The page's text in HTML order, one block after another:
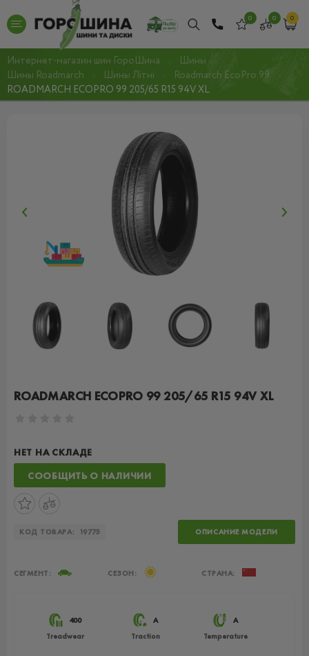
0 0 0
Интернет-магазин шин ГороШина
Шины
Шины Roadmarch
Шины Літні
Roadmarch EcoPro 99
ROADMARCH ECOPRO 99 205/65 R15 94V XL
ROADMARCH ECOPRO 99 205/65 R15 94V XL
НЕТ НА СКЛАДЕ
СООБЩИТЬ О НАЛИЧИИ
КОД ТОВАРА: 19775 ОПИСАНИЕ МОДЕЛИ
400
Treadwear
A
Traction
A
Temperature
СЕГМЕНТ: СЕЗОН: СТРАНА: